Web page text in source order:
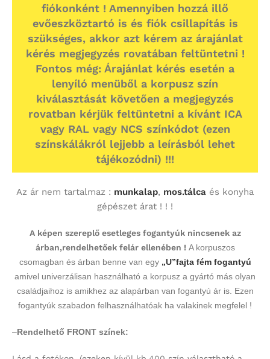
fiókonként ! Amennyiben hozzá illő
evőeszköztartó is és fiók csillapítás is
szükséges, akkor azt kérem az árajánlat
kérés megjegyzés rovatában feltüntetni !
Fontos még: Árajánlat kérés esetén a
lenyíló menüből a korpusz szín
kiválasztását követően a megjegyzés
rovatban kérjük feltüntetni a kívánt ICA
vagy RAL vagy NCS színkódot (ezen
színskálákról lejjebb a leírásból lehet
tájékozódni) !!!
Az ár nem tartalmaz : munkalap, mos.tálca és konyha
gépészet árat ! ! !
A képen szereplő esetleges fogantyúk nincsenek az
árban,rendelhetőek felár ellenében ! A korpuszos
csomagban és árban benne van egy „U”fajta fém fogantyú
amivel univerzálisan használható a korpusz a gyártó más olyan
családjaihoz is amikhez az alapárban van fogantyú ár is. Ezen
fogantyúk szabadon felhasználhatóak ha valakinek megfelel !
–Rendelhető FRONT színek: